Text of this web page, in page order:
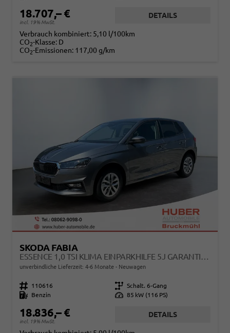
18.707,– €
incl. 19% MwSt.
DETAILS
Verbrauch kombiniert: 5,10 l/100km
CO2-Klasse: D
CO2-Emissionen: 117,00 g/km
SKODA FABIA
ESSENCE 1,0 TSI KLIMA EINPARKHILFE 5J GARANTIE LED SCHEINWERFER BLUETOOTH
unverbindliche Lieferzeit: 4-6 Monate Neuwagen
Fahrzeugnr. 110616 Getriebe Schalt. 6-Gang
Kraftstoff
Benzin Leistung 85 kW (116 PS)
18.836,– €
incl. 19% MwSt.
DETAILS